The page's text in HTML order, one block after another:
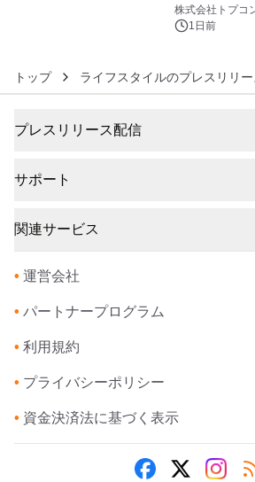
株式会社トプコ
1日前
トップ ライフスタイルのプレスリリ
プレスリリース配信
サポート
関連サービス
• 運営会社
• パートナープログラム
• 利用規約
• プライバシーポリシー
• 資金決済法に基づく表示